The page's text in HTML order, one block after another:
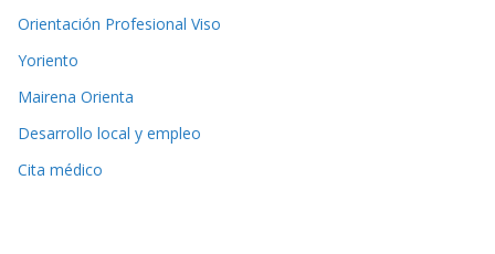
Orientación Profesional Viso
Yoriento
Mairena Orienta
Desarrollo local y empleo
Cita médico